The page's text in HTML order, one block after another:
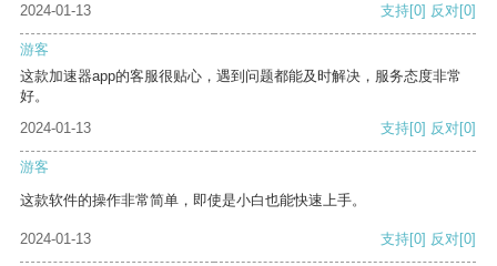
2024-01-13 支持[0] 反对[0]
游客
这款加速器app的客服很贴心，遇到问题都能及时解决，服务态度非常
好。
2024-01-13
支持[0] 反对[0]
游客
这款软件的操作非常简单，即使是小白也能快速上手。
2024-01-13 支持[0] 反对[0]